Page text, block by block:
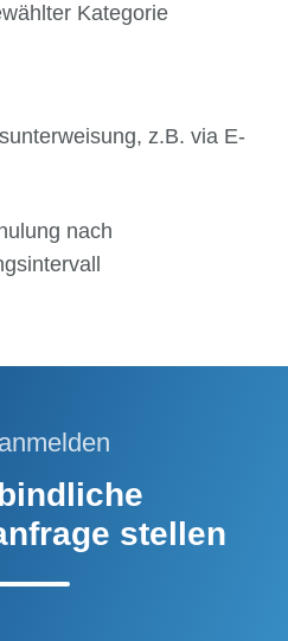
Kategorie
z.B. via E-
nach
stellen